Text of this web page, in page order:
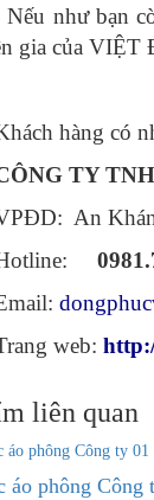
như bạn còn
gia của VIỆT
hàng có
TY
An Khánh,
web:
liên quan
áo phông Công